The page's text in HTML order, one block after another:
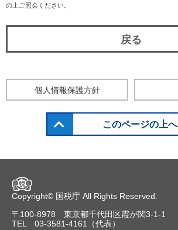
の上ご照会ください。
戻る
個人情報保護方針
このページの上へ
Copyright© 国税庁 All Rights Reserved.
〒100-8978 東京都千代田区霞が関3-1-1
TEL 03-3581-4161（代表）